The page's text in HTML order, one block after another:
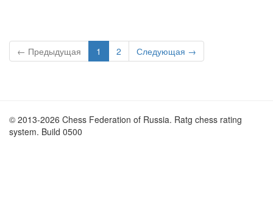
← Предыдущая 1 2 Следующая →
© 2013-2026 Chess Federation of Russia. Ratg chess rating
system. Build 0500